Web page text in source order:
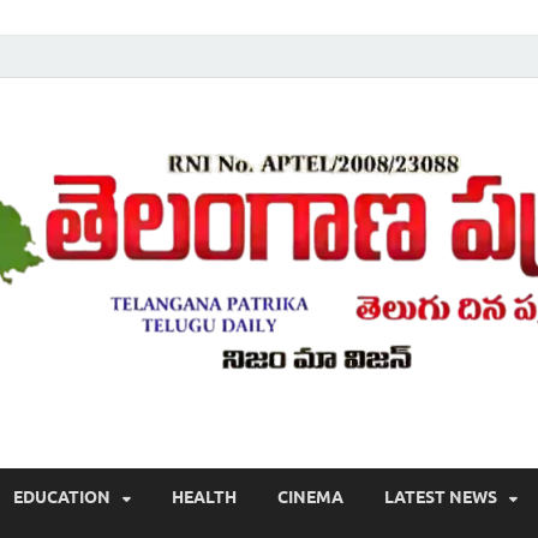
, తాజా వార్తలు , తెలుగు వార్తలు , బ్రేకింగ్ న్యూస్ తెలుగులో , తెలంగాణ లో తాజా
EDUCATION HEALTH CINEMA LATEST NEWS